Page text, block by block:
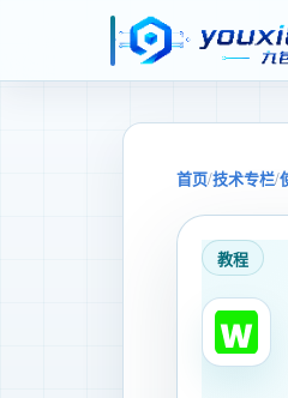
首页/技术专栏/
教程